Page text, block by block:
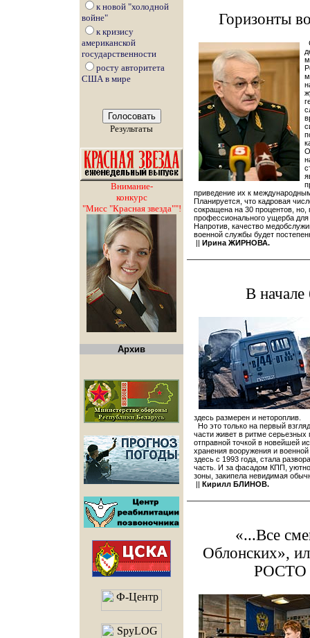
к новой "холодной
войне"
к кризису
американской
государственности
росту авторитета
США в мире
Результаты
Внимание-
конкурс
"Мисс "Красная звезда""!
Архив
Горизонты
приведение их к
Планируется, что кадровая
сокращена на 30 процентов,
профессионального ущерба
Напротив, качество
военной службы будет
|| Ирина ЖИРНОВА.
В начале
здесь размерен и нетороплив.
Но это только на первый
части живет в ритме
отправной точкой в новейшей
хранения вооружения и
здесь с 1993 года, стала
часть. И за фасадом КПП,
зоны, закипела невидимая
|| Кирилл БЛИНОВ.
«...Все
Облонских»,